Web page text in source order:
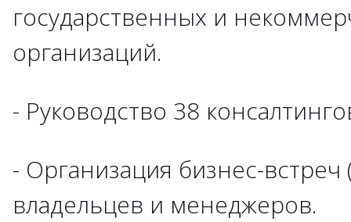
государственных и
организаций.
- Руководство 38
- Организация бизнес-встреч
владельцев и менеджеров.